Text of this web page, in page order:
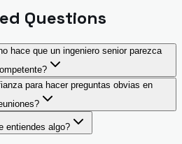
Questions
hace que un ingeniero senior parezca
para hacer preguntas obvias en
entiendes algo?